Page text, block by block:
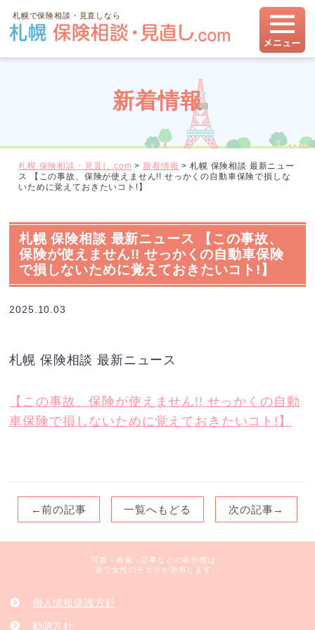
札幌で保険相談・見直しなら
新着情報
札幌 保険相談・見直し.com > 新着情報 > 札幌 保険相談 最新ニュー
ス 【この事故、保険が使えません!! せっかくの自動車保険で損しな
いために覚えておきたいコト!】
札幌 保険相談 最新ニュース 【この事故、
保険が使えません!! せっかくの自動車保険
で損しないために覚えておきたいコト!】
2025.10.03
札幌 保険相談 最新ニュース
【この事故、保険が使えません!! せっかくの自動
車保険で損しないために覚えておきたいコト!】
←前の記事 一覧へもどる 次の記事→
写真・画像・記事などの著作権は、
全て女性のチカラが所有します。
個人情報保護方針
勧誘方針